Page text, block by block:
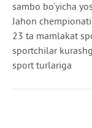
sambo bo‘yicha
Jahon
23 ta mamlakat
sportchilar
sport turlariga